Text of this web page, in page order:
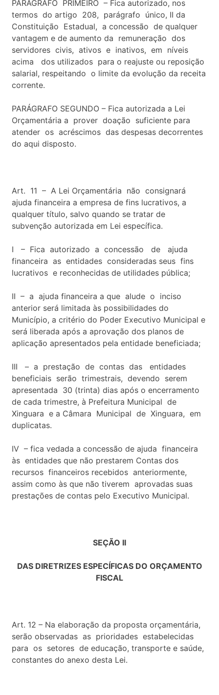
PARÁGRAFO PRIMEIRO – Fica autorizado, nos
termos do artigo 208, parágrafo único, II da
Constituição Estadual, a concessão de qualquer
vantagem e de aumento da remuneração dos
servidores civis, ativos e inativos, em níveis
acima dos utilizados para o reajuste ou reposição
salarial, respeitando o limite da evolução da receita
corrente.
PARÁGRAFO SEGUNDO – Fica autorizada a Lei
Orçamentária a prover doação suficiente para
atender os acréscimos das despesas decorrentes
do aqui disposto.
Art. 11 – A Lei Orçamentária não consignará
ajuda financeira a empresa de fins lucrativos, a
qualquer título, salvo quando se tratar de
subvenção autorizada em Lei específica.
I – Fica autorizado a concessão de ajuda
financeira as entidades consideradas seus fins
lucrativos e reconhecidas de utilidades pública;
II – a ajuda financeira a que alude o inciso
anterior será limitada às possibilidades do
Município, a critério do Poder Executivo Municipal e
será liberada após a aprovação dos planos de
aplicação apresentados pela entidade beneficiada;
III – a prestação de contas das entidades
beneficiais serão trimestrais, devendo serem
apresentada 30 (trinta) dias após o encerramento
de cada trimestre, à Prefeitura Municipal de
Xinguara e a Câmara Municipal de Xinguara, em
duplicatas.
IV – fica vedada a concessão de ajuda financeira
às entidades que não prestarem Contas dos
recursos financeiros recebidos anteriormente,
assim como às que não tiverem aprovadas suas
prestações de contas pelo Executivo Municipal.
SEÇÃO II
DAS DIRETRIZES ESPECÍFICAS DO ORÇAMENTO
FISCAL
Art. 12 – Na elaboração da proposta orçamentária,
serão observadas as prioridades estabelecidas
para os setores de educação, transporte e saúde,
constantes do anexo desta Lei.